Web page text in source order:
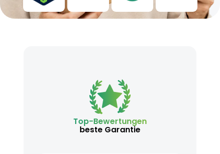
Top-Bewertungen
beste Garantie